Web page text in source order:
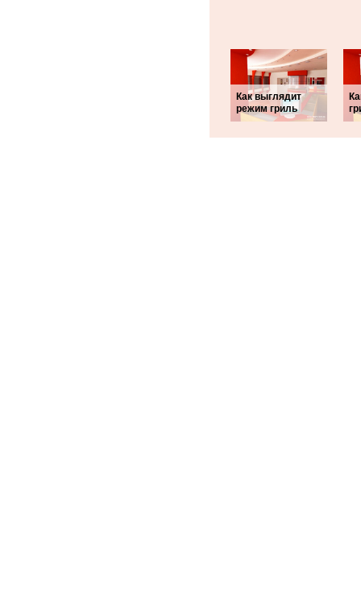
Как выглядит
режим гриль